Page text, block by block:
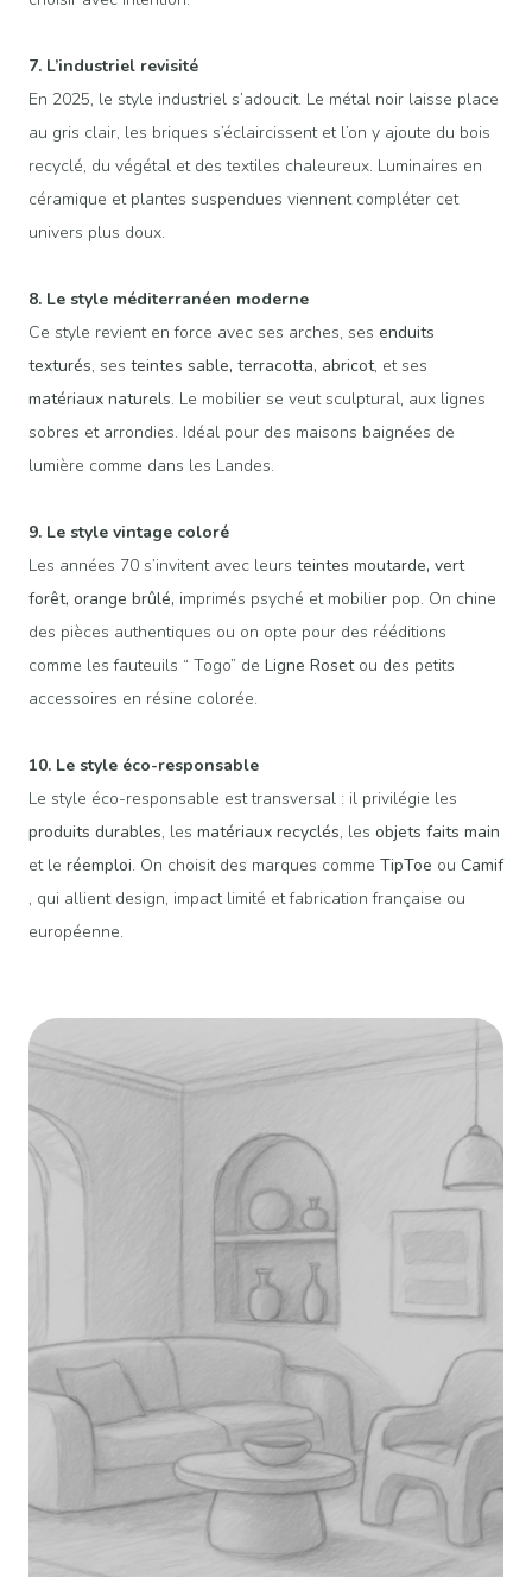
7. L’industriel revisité
En 2025, le style industriel s’adoucit. Le métal noir laisse place
au gris clair, les briques s’éclaircissent et l’on y ajoute du bois
recyclé, du végétal et des textiles chaleureux. Luminaires en
céramique et plantes suspendues viennent compléter cet
univers plus doux.
8. Le style méditerranéen moderne
Ce style revient en force avec ses arches, ses enduits
texturés, ses teintes sable, terracotta, abricot, et ses
matériaux naturels. Le mobilier se veut sculptural, aux lignes
sobres et arrondies. Idéal pour des maisons baignées de
lumière comme dans les Landes.
9. Le style vintage coloré
Les années 70 s’invitent avec leurs teintes moutarde, vert
forêt, orange brûlé, imprimés psyché et mobilier pop. On chine
des pièces authentiques ou on opte pour des rééditions
comme les fauteuils “ Togo” de Ligne Rosetou des petits
accessoires en résine colorée.
10. Le style éco-responsable
Le style éco-responsable est transversal : il privilégie les
produits durables, les matériaux recyclés, les objets faits main
et le réemploi. On choisit des marques comme TipToe ou Camif
, qui allient design, impact limité et fabrication française ou
européenne.